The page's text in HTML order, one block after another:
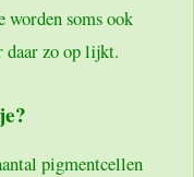
worden soms ook
daar zo op lijkt.
pigmentcellen